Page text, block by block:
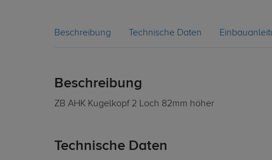
Beschreibung Technische Daten
Beschreibung
ZB AHK Kugelkopf 2 Loch 82mm höher
Technische Daten